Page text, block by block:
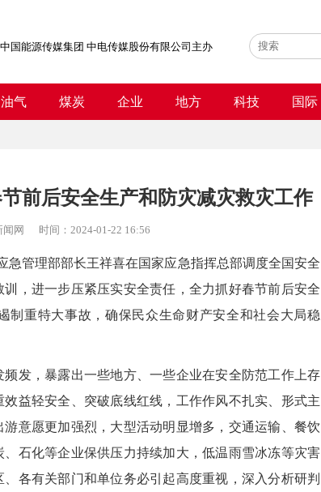
中国能源传媒集团 中电传媒股份有限公司主办
油气 煤炭 企业 地方 科技 国际
前后安全生产和防灾减灾救灾工作
闻网 时间： 2024-01-22 16:56
管理部部长王祥喜在国家应急指挥总部调度全国安全
，进一步压紧压实安全责任，全力抓好春节前后安全
制重特大事故，确保民众生命财产安全和社会大局稳
，暴露出一些地方、一些企业在安全防范工作上存
益轻安全、突破底线红线，工作作风不扎实、形式主
意愿更加强烈，大型活动明显增多，交通运输、餐饮
石化等企业保供压力持续加大，低温雨雪冰冻等灾害
各有关部门和单位务必引起高度重视，深入分析研判